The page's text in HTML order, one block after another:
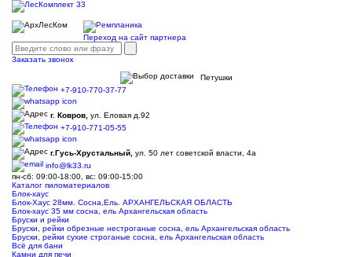
Переход на сайт партнера
Заказать звонок
Петушки
+7-910-770-37-77
г. Ковров, ул. Еловая д.92
+7-910-771-05-55
г.Гусь-Хрустальный, ул. 50 лет советской власти, 4а
info@lk33.ru
пн-сб: 09:00-18:00, вс: 09:00-15:00
Каталог пиломатериалов
Блок-хаус
Блок-Хаус 28мм. Сосна,Ель. АРХАНГЕЛЬСКАЯ ОБЛАСТЬ
Блок-хаус 35 мм сосна, ель Архангельская область
Бруски и рейки
Бруски, рейки обрезные нестроганые сосна, ель Архангельская область
Бруски, рейки сухие строганые сосна, ель Архангельская область
Всё для бани
Камни для печи